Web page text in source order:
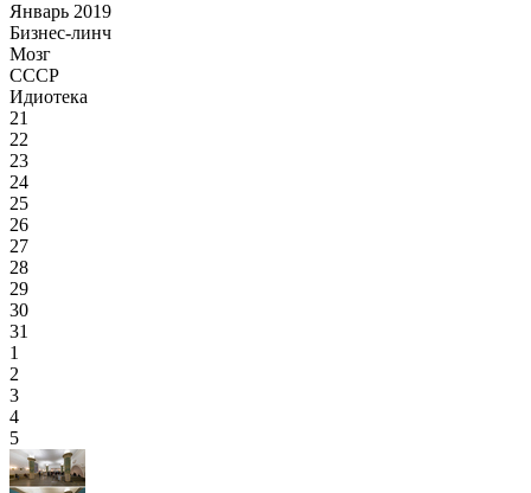
Январь 2019
Бизнес-линч
Мозг
СССР
Идиотека
21
22
23
24
25
26
27
28
29
30
31
1
2
3
4
5